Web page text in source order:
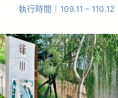
執行時間｜109.11 – 110.12